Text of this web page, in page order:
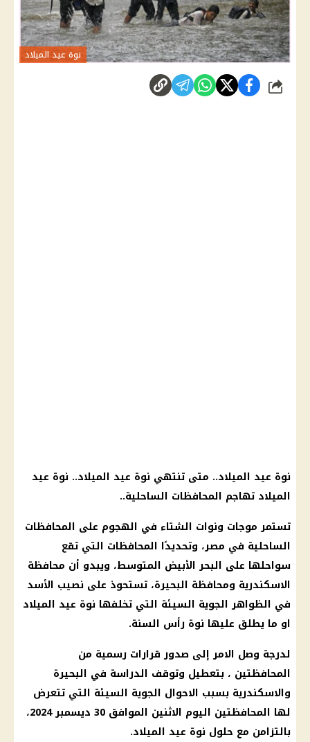
نوة عيد الميلاد
شارك
نوة عيد الميلاد.. متى تنتهي نوة عيد الميلاد.. نوة عيد
الميلاد تهاجم المحافظات الساحلية..
تستمر موجات ونوات الشتاء في الهجوم على المحافظات
الساحلية في مصر، وتحديدًا المحافظات التي تقع
سواحلها على البحر الأبيض المتوسط، ويبدو أن محافظة
الاسكندرية ومحافظة البحيرة، تستحوذ على نصيب الأسد
في الظواهر الجوية السيئة التي تخلفها نوة عيد الميلاد
او ما يطلق عليها نوة رأس السنة.
لدرجة وصل الامر إلى صدورقرارات رسمية من
المحافظتين ، بتعطيل وتوقف الدراسة في البحيرة
والاسكندرية بسبب الاحوال الجوية السيئة التي تتعرض
لها المحافظتين اليوم الاثنين الموافق 30 ديسمبر 2024
،
بالتزامن مع حلول نوة عيد الميلاد.